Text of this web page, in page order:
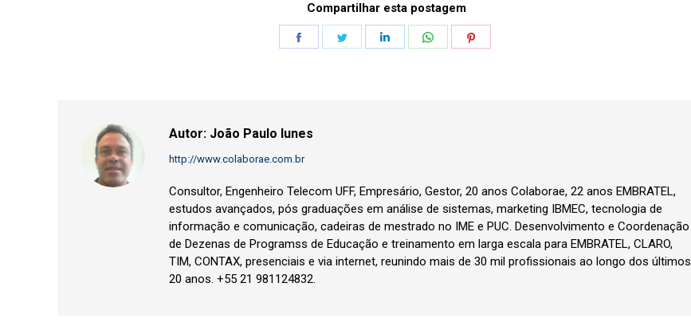
Compartilhar esta postagem
Share
Share
Autor: João Paulo Iunes
http://www.colaborae.com.br
Consultor, Engenheiro Telecom UFF, Empresário, Gestor, 20 anos Colaborae, 22 anos EMBRATEL,
estudos avançados, pós graduações em análise de sistemas, marketing IBMEC, tecnologia de
informação e comunicação, cadeiras de mestrado no IME e PUC. Desenvolvimento e Coordenação
de Dezenas de Programss de Educação e treinamento em larga escala para EMBRATEL, CLARO,
TIM, CONTAX, presenciais e via internet, reunindo mais de 30 mil profissionais ao longo dos últimos
20 anos. +55 21 981124832.